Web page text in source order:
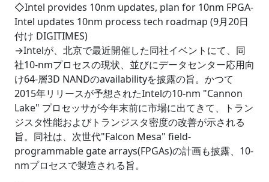
◇Intel provides 10nm updates, plan for 10nm FPGA-
Intel updates 10nm process tech roadmap (9月20日
付け DIGITIMES)
→Intelが、北京で最近開催した同社イベントにて、同
社10-nmプロセスの現状、並びにデータセンター応用向
け64-層3D NANDのavailabilityを披露の旨。かつて
2015年リリースが予想されたIntelの10-nm "Cannon
Lake" プロセッサが今年末前に市場に出てきて、トラン
ジスタ性能およびトランジスタ密度の改善が示される
旨。同社は、次世代"Falcon Mesa" field-
programmable gate arrays(FPGAs)の計画も披露、10-
nmプロセスで製造される旨。